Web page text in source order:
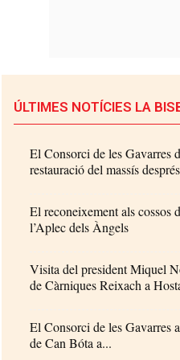
ÚLTIMES NOTÍCIES LA
El Consorci de les Gavarres
restauració del massís
El reconeixement als cossos
l’Aplec dels Àngels
Visita del president Miquel
de Càrniques Reixach a
El Consorci de les Gavarres
de Can Bóta a...